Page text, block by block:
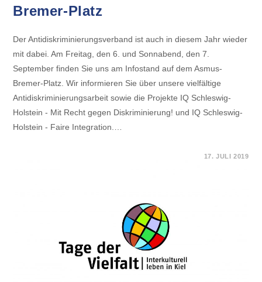
Bremer-Platz
Der Antidiskriminierungsverband ist auch in diesem Jahr wieder
mit dabei. Am Freitag, den 6. und Sonnabend, den 7.
September finden Sie uns am Infostand auf dem Asmus-
Bremer-Platz. Wir informieren Sie über unsere vielfältige
Antidiskriminierungsarbeit sowie die Projekte IQ Schleswig-
Holstein - Mit Recht gegen Diskriminierung! und IQ Schleswig-
Holstein - Faire Integration.…
INFOSTAND
DES
ADVSH
AM
6.
UND
SEPTEMBER
AUF
17. JULI 2019